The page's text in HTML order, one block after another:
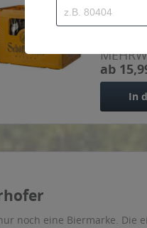
ab
In
noch eine Biermarke.